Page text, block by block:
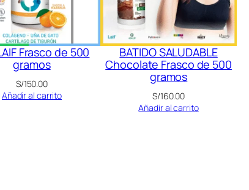
Frasco de 500
gramos
S/150.00
Añadir al carrito
BATIDO SALUDABLE
Chocolate Frasco de 500
gramos
S/160.00
Añadir al carrito